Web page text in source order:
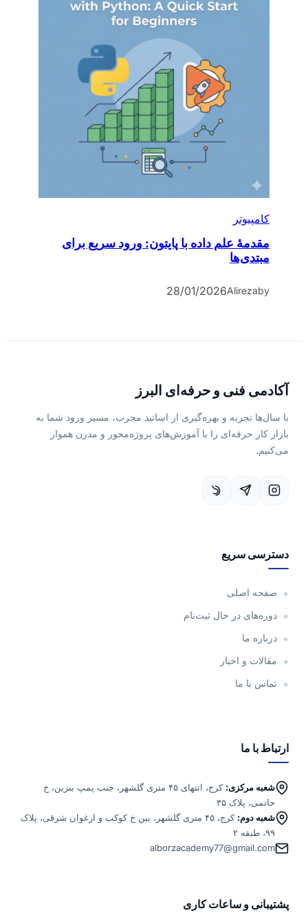
کامپیوتر
مقدمۀ علم داده با پایتون: ورود سریع برای
مبتدی‌ها
by
Alireza
28/01/2026
آکادمی فنی و حرفه‌ای البرز
با سال‌ها تجربه و بهره‌گیری از اساتید مجرب، مسیر ورود شما به
بازار کار حرفه‌ای را با آموزش‌های پروژه‌محور و مدرن هموار
می‌کنیم.
دسترسی سریع
صفحه اصلی
دوره‌های در حال ثبت‌نام
درباره ما
مقالات و اخبار
تماس با ما
ارتباط با ما
شعبه مرکزی:
کرج، انتهای ۴۵ متری گلشهر، جنب پمپ بنزین، خ
حاتمی، پلاک ۳۵
شعبه دوم:
کرج، ۴۵ متری گلشهر، بین خ کوکب و ارغوان شرقی، پلاک
۹۹، طبقه ۲
alborzacademy77@gmail.com
پشتیبانی و ساعات کاری